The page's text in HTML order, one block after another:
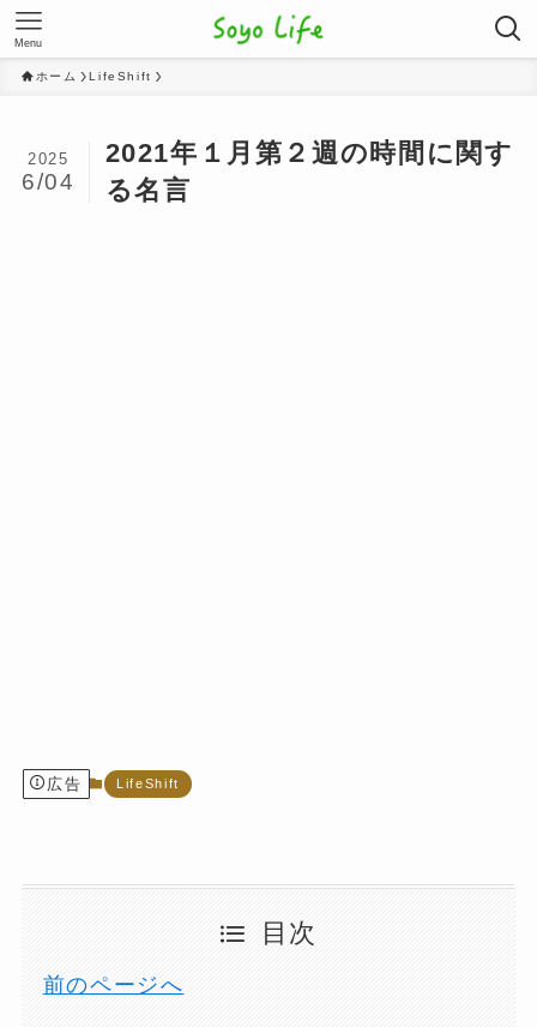
Menu
ホーム LifeShift
2021年１月第２週の時間に関す
る名言
2025
6/04
広告 LifeShift
目次
前のページへ